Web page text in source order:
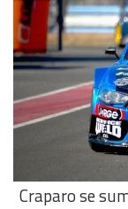
Craparo se